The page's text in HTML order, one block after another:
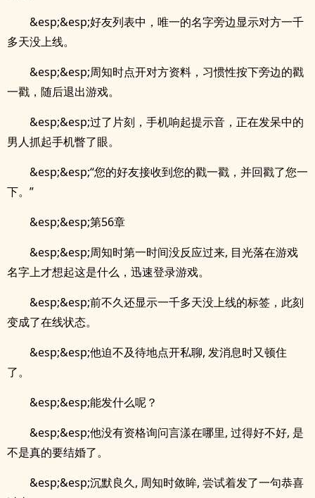
&esp;&esp;好友列表中，唯一的名字旁边显示对方一千
多天没上线。
&esp;&esp;周知时点开对方资料，习惯性按下旁边的戳
一戳，随后退出游戏。
&esp;&esp;过了片刻，手机响起提示音，正在发呆中的
男人抓起手机瞥了眼。
&esp;&esp;“您的好友接收到您的戳一戳，并回戳了您一
下。”
&esp;&esp;第56章
&esp;&esp;周知时第一时间没反应过来, 目光落在游戏
名字上才想起这是什么，迅速登录游戏。
&esp;&esp;前不久还显示一千多天没上线的标签，此刻
变成了在线状态。
&esp;&esp;他迫不及待地点开私聊, 发消息时又顿住
了。
&esp;&esp;能发什么呢？
&esp;&esp;他没有资格询问言漾在哪里, 过得好不好, 是
不是真的要结婚了。
&esp;&esp;沉默良久, 周知时敛眸, 尝试着发了一句恭喜